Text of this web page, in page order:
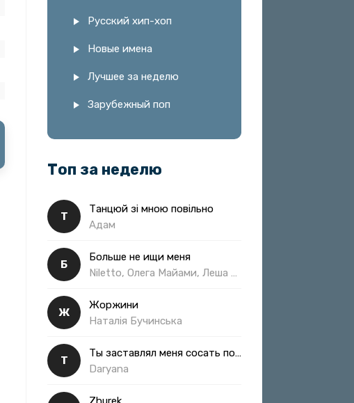
Русский хип-хоп
Новые имена
Лучшее за неделю
Зарубежный поп
Топ за неделю
Т
Танцюй зі мною повільно
Адам
Б
Больше не ищи меня
Ж
Жоржини
Наталія Бучинська
Т
Ты заставлял меня сосать полная
Daryana